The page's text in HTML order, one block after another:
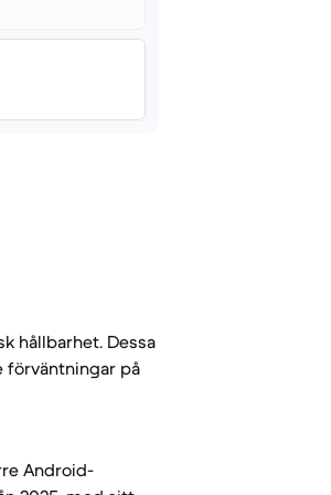
hållbarhet. Dessa
förväntningar på
Android-